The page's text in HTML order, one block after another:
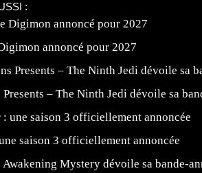
:
annoncé pour 2027
– The Ninth Jedi dévoile sa
saison 3 officiellement annoncée